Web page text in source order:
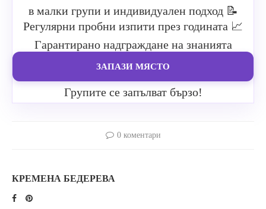
в малки групи и индивидуален подход 📝
Регулярни пробни изпити през годината 📈
Гарантирано надграждане на знанията
ЗАПАЗИ МЯСТО
Групите се запълват бързо!
0 коментари
КРЕМЕНА БЕДЕРЕВА